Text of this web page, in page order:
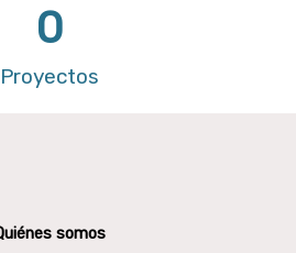
Proyectos
0
somos